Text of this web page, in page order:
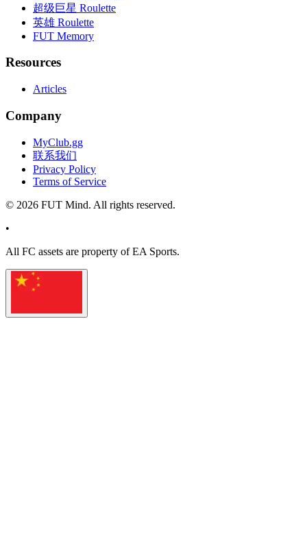
超级巨星 Roulette
英雄 Roulette
FUT Memory
Resources
Articles
Company
MyClub.gg
联系我们
Privacy Policy
Terms of Service
© 2026 FUT Mind. All rights reserved.
•
All FC assets are property of EA Sports.